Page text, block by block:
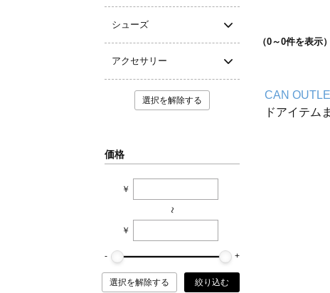
シューズ
アクセサリー
選択を解除する
価格
￥
~
￥
選択を解除する 絞り込む
（0～0件を表示）
CAN
ドアイテム